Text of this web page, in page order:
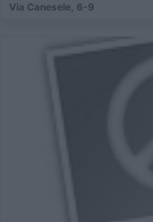
Via Canesele, 6-9